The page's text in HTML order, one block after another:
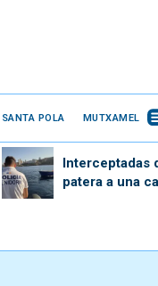
SANTA POLA MUTXAMEL
Interceptadas
patera a una